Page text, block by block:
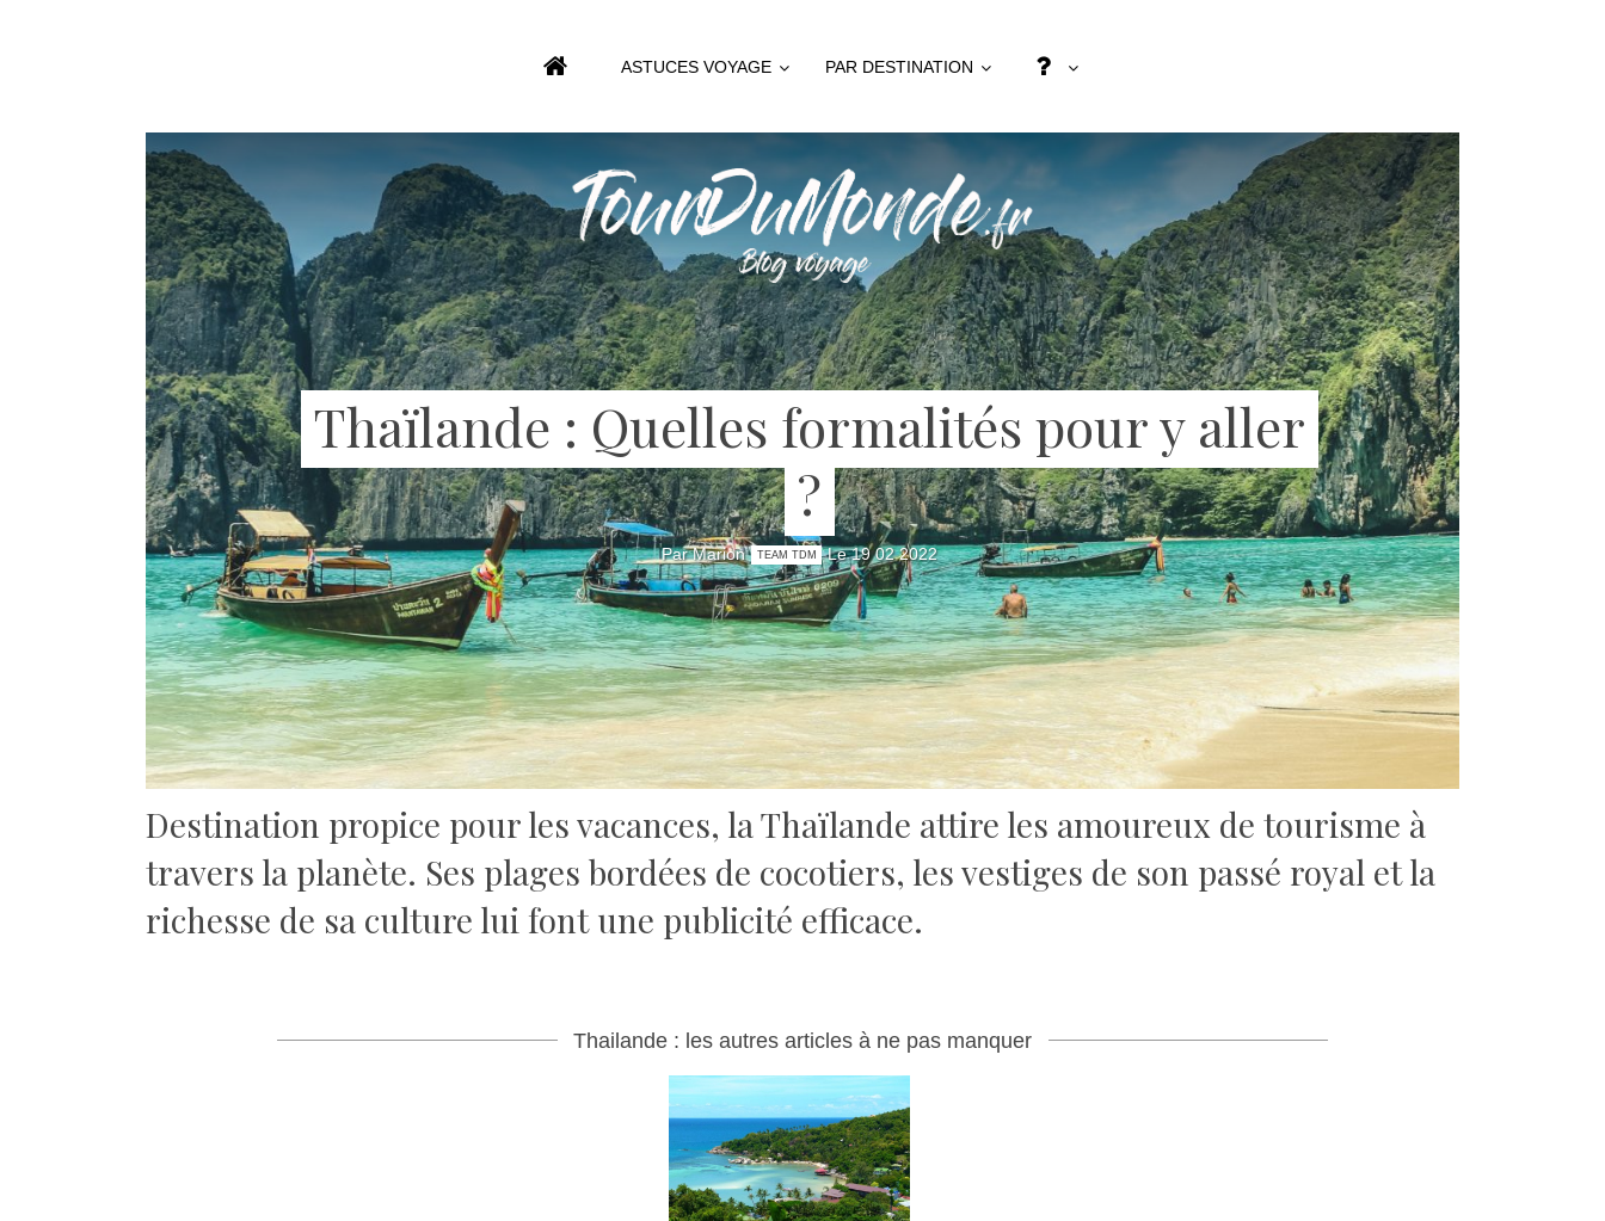
ASTUCES VOYAGE PAR DESTINATION
Thaïlande : Quelles formalités pour y aller
?
Par Marion TEAM TDM Le 19 02 2022
Destination propice pour les vacances, la Thaïlande attire les amoureux de tourisme à
travers la planète. Ses plages bordées de cocotiers, les vestiges de son passé royal et la
richesse de sa culture lui font une publicité efficace.
Thailande : les autres articles à ne pas manquer